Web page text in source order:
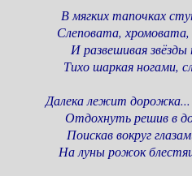
В мягких тапочках
Слеповата,
И развешивая
Тихо шаркая ногами,
Далека лежит
Отдохнуть решив в
Поискав вокруг
На луны рожок